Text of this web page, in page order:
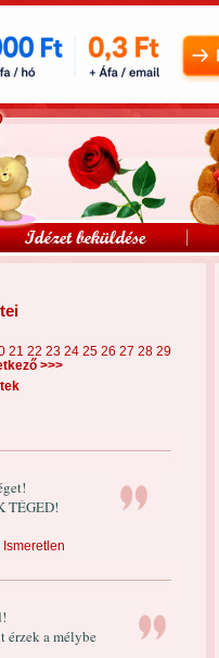
21 22 23 24 25 26 27 28 29
>>>
TÉGED!
Ismeretlen
érzek a mélybe